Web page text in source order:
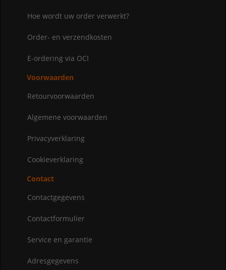
Hoe wordt uw order verwerkt?
Order- en verzendkosten
E-ordering via OCI
Voorwaarden
Retourvoorwaarden
Algemene voorwaarden
Privacyverklaring
Cookieverklaring
Contact
Contactgegevens
Contactformulier
Service en garantie
Adresgegevens